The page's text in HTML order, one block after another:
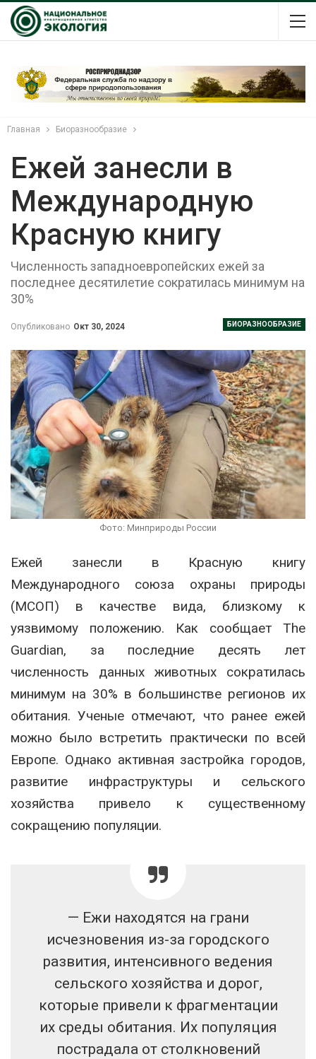
Главная Биоразнообразие
Ежей занесли в
Международную
Красную книгу
Численность западноевропейских ежей за
последнее десятилетие сократилась минимум на
30%
БИОРАЗНООБРАЗИЕ
Опубликовано Окт 30, 2024
Фото: Минприроды России
Ежей занесли в Красную книгу
Международного союза охраны природы
(МСОП) в качестве вида, близкому к
уязвимому положению. Как сообщает The
Guardian, за последние десять лет
численность данных животных сократилась
минимум на 30% в большинстве регионов их
обитания. Ученые отмечают, что ранее ежей
можно было встретить практически по всей
Европе. Однако активная застройка городов,
развитие инфраструктуры и сельского
хозяйства привело к существенному
сокращению популяции.
— Ежи находятся на грани
исчезновения из-за городского
развития, интенсивного ведения
сельского хозяйства и дорог,
которые привели к фрагментации
их среды обитания. Их популяция
пострадала от столкновений